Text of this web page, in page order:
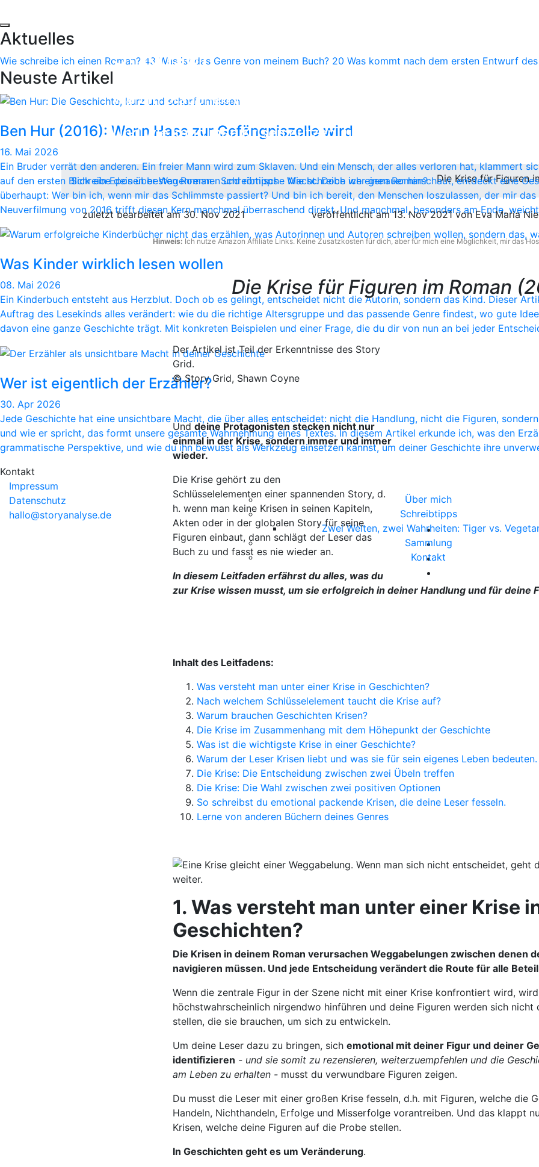
Kontakt
Impressum
Datenschutz
hallo@storyanalyse.de
Über mich
Schreibtipps
Zwei Welten, zwei Wahrheiten: Tiger vs.
Sammlung
Kontakt
Aktuelles
Wie schreibe ich einen Roman? 43 Was ist das Genre von meinem Buch? 20 Was kommt nach dem ersten Entwurf des
Neuste Artikel
Ben Hur (2016): Wenn Hass zur Gefängniszelle wird
16. Mai 2026
Ein Bruder verrät den anderen. Ein freier Mann wird zum Sklaven. Und ein Mensch, der alles verloren hat, klammert
auf den ersten Blick ein Epos über Wagenrennen und römische Macht. Doch wer genauer hinschaut, entdeckt eine
überhaupt: Wer bin ich, wenn mir das Schlimmste passiert? Und bin ich bereit, den Menschen loszulassen, der mir
Neuverfilmung von 2016 trifft diesen Kern manchmal überraschend direkt. Und manchmal, besonders am Ende,
Was Kinder wirklich lesen wollen
08. Mai 2026
Ein Kinderbuch entsteht aus Herzblut. Doch ob es gelingt, entscheidet nicht die Autorin, sondern das Kind. Dieser
Auftrag des Lesekinds alles verändert: wie du die richtige Altersgruppe und das passende Genre findest, wo gute
davon eine ganze Geschichte trägt. Mit konkreten Beispielen und einer Frage, die du dir von nun an bei jeder
Wer ist eigentlich der Erzähler?
30. Apr 2026
Jede Geschichte hat eine unsichtbare Macht, die über alles entscheidet: nicht die Handlung, nicht die Figuren,
und wie er spricht, das formt unsere gesamte Wahrnehmung eines Textes. In diesem Artikel erkunde ich, was den
grammatische Perspektive, und wie du ihn bewusst als Werkzeug einsetzen kannst, um deiner Geschichte ihre
3: Krise)
Warum brauchen wir Krisen in Romanen? Wie
Und wie kann man Krisen nutzen, um spannend
Schreibe deinen besten Roman Schreibtipps Wie schreibe ich einen Roman? Die Krise für Figuren
zuletzt bearbeitet am 30. Nov 2021 veröffentlicht am 13. Nov 2021 von Eva Maria
Hinweis: Ich nutze Amazon Affiliate Links. Keine Zusatzkosten für dich, aber für mich eine Möglichkeit, mir das
Die Krise für Figuren im Roman
Der Artikel ist Teil der Erkenntnisse des Story
Grid.
© Story Grid, Shawn Coyne
Und deine Protagonisten stecken nicht nur
einmal in der Krise, sondern immer und immer
wieder.
Die Krise gehört zu den
Schlüsselelementen einer spannenden Story, d.
h. wenn man keine Krisen in seinen Kapiteln,
Akten oder in der globalen Story für seine
Figuren einbaut, dann schlägt der Leser das
Buch zu und fasst es nie wieder an.
In diesem Leitfaden erfährst du alles, was du
zur Krise wissen musst, um sie erfolgreich in deiner Handlung und für deine
Inhalt des Leitfadens:
Was versteht man unter einer Krise in Geschichten?
Nach welchem Schlüsselelement taucht die Krise auf?
Warum brauchen Geschichten Krisen?
Die Krise im Zusammenhang mit dem Höhepunkt der Geschichte
Was ist die wichtigste Krise in einer Geschichte?
Warum der Leser Krisen liebt und was sie für sein eigenes Leben bedeuten.
Die Krise: Die Entscheidung zwischen zwei Übeln treffen
Die Krise: Die Wahl zwischen zwei positiven Optionen
So schreibst du emotional packende Krisen, die deine Leser fesseln.
Lerne von anderen Büchern deines Genres
1. Was versteht man unter einer Krise
Geschichten?
Die Krisen in deinem Roman verursachen Weggabelungen zwischen denen
navigieren müssen. Und jede Entscheidung verändert die Route für alle
Wenn die zentrale Figur in der Szene nicht mit einer Krise konfrontiert wird,
höchstwahrscheinlich nirgendwo hinführen und deine Figuren werden sich nicht
stellen, die sie brauchen, um sich zu entwickeln.
Um deine Leser dazu zu bringen, sich emotional mit deiner Figur und deiner
identifizieren - und sie somit zu rezensieren, weiterzuempfehlen und die
am Leben zu erhalten - musst du verwundbare Figuren zeigen.
Du musst die Leser mit einer großen Krise fesseln, d.h. mit Figuren, welche die
Handeln, Nichthandeln, Erfolge und Misserfolge vorantreiben. Und das klappt
Krisen, welche deine Figuren auf die Probe stellen.
In Geschichten geht es um Veränderung.